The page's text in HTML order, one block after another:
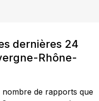
dernières 24
Rhône-
de rapports que